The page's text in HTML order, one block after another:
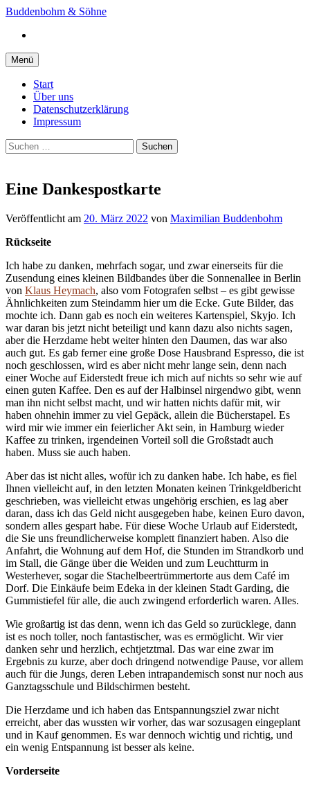
Springe
Inhalt
Buddenbohm & Söhne
Menü
Start
Über uns
Datenschutzerklärung
Impressum
Suchen
nach:
Eine Dankespostkarte
Veröffentlicht am 20. März 2022 von Maximilian Buddenbohm
Rückseite
Ich habe zu danken, mehrfach sogar, und zwar einerseits für die
Zusendung eines kleinen Bildbandes über die Sonnenallee in Berlin
von Klaus Heymach, also vom Fotografen selbst – es gibt gewisse
Ähnlichkeiten zum Steindamm hier um die Ecke. Gute Bilder, das
mochte ich. Dann gab es noch ein weiteres Kartenspiel, Skyjo. Ich
war daran bis jetzt nicht beteiligt und kann dazu also nichts sagen,
aber die Herzdame hebt weiter hinten den Daumen, das war also
auch gut. Es gab ferner eine große Dose Hausbrand Espresso, die ist
noch geschlossen, wird es aber nicht mehr lange sein, denn nach
einer Woche auf Eiderstedt freue ich mich auf nichts so sehr wie auf
einen guten Kaffee. Den es auf der Halbinsel nirgendwo gibt, wenn
man ihn nicht selbst macht, und wir hatten nichts dafür mit, wir
haben ohnehin immer zu viel Gepäck, allein die Bücherstapel. Es
wird mir wie immer ein feierlicher Akt sein, in Hamburg wieder
Kaffee zu trinken, irgendeinen Vorteil soll die Großstadt auch
haben. Muss sie auch haben.
Aber das ist nicht alles, wofür ich zu danken habe. Ich habe, es fiel
Ihnen vielleicht auf, in den letzten Monaten keinen Trinkgeldbericht
geschrieben, was vielleicht etwas ungehörig erschien, es lag aber
daran, dass ich das Geld nicht ausgegeben habe, keinen Euro davon,
sondern alles gespart habe. Für diese Woche Urlaub auf Eiderstedt,
die Sie uns freundlicherweise komplett finanziert haben. Also die
Anfahrt, die Wohnung auf dem Hof, die Stunden im Strandkorb und
im Stall, die Gänge über die Weiden und zum Leuchtturm in
Westerhever, sogar die Stachelbeertrümmertorte aus dem Café im
Dorf. Die Einkäufe beim Edeka in der kleinen Stadt Garding, die
Gummistiefel für alle, die auch zwingend erforderlich waren. Alles.
Wie großartig ist das denn, wenn ich das Geld so zurücklege, dann
ist es noch toller, noch fantastischer, was es ermöglicht. Wir vier
danken sehr und herzlich, echtjetztmal. Das war eine zwar im
Ergebnis zu kurze, aber doch dringend notwendige Pause, vor allem
auch für die Jungs, deren Leben intrapandemisch sonst nur noch aus
Ganztagsschule und Bildschirmen besteht.
Die Herzdame und ich haben das Entspannungsziel zwar nicht
erreicht, aber das wussten wir vorher, das war sozusagen eingeplant
und in Kauf genommen. Es war dennoch wichtig und richtig, und
ein wenig Entspannung ist besser als keine.
Vorderseite